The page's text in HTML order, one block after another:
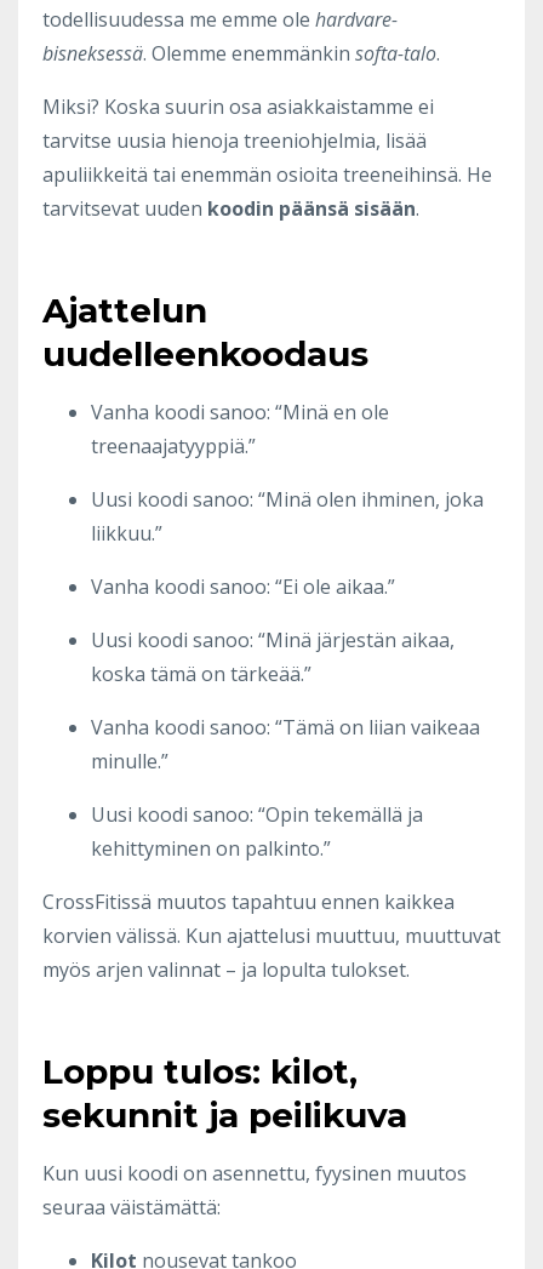
todellisuudessa me emme ole hardvare-
bisneksessä. Olemme enemmänkin softa-talo.
Miksi? Koska suurin osa asiakkaistamme ei
tarvitse uusia hienoja treeniohjelmia, lisää
apuliikkeitä tai enemmän osioita treeneihinsä. He
tarvitsevat uuden koodin päänsä sisään.
Ajattelun
uudelleenkoodaus
Vanha koodi sanoo: “Minä en ole
treenaajatyyppiä.”
Uusi koodi sanoo: “Minä olen ihminen, joka
liikkuu.”
Vanha koodi sanoo: “Ei ole aikaa.”
Uusi koodi sanoo: “Minä järjestän aikaa,
koska tämä on tärkeää.”
Vanha koodi sanoo: “Tämä on liian vaikeaa
minulle.”
Uusi koodi sanoo: “Opin tekemällä ja
kehittyminen on palkinto.”
CrossFitissä muutos tapahtuu ennen kaikkea
korvien välissä. Kun ajattelusi muuttuu, muuttuvat
myös arjen valinnat – ja lopulta tulokset.
Loppu tulos: kilot,
sekunnit ja peilikuva
Kun uusi koodi on asennettu, fyysinen muutos
seuraa väistämättä:
Kilot nousevat tankoo